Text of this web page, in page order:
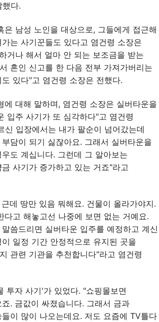
다.
은 남성 노인을 대상으로, 그들에게 접근해
는 사기꾼들도 있다고 염건령 소장은
거나 해서 얼마 안 되는 보조금을 받는
혼인 신고를 한 다음 전부 가져가버리는
있다"고 염건령 소장은 전했다.
에 대해 말하며, 염건령 소장은 실버타운을
입주 사기가 또 심각하다"고 염건령
신 입장에서는 내가 팔순이 넘어갔는데
담이 되기 싫잖아요. 그래서 실버타운을
도 계십니다. 그런데 그 알아보는
사기가 증가하고 있는 거죠"라고
데 땅만 있음 뭐해요. 건물이 올라가야지.
다고 해놓고선 나중에 보면 없는 거예요.
씀드리면 실버타운 입주를 예정하고 계신
일정 기간 안정적으로 유지된 곳을
관련 기관을 추천합니다"라고 염건령
투자 사기'가 있었다. "쇼핑몰보면
. 금값이 싸졌습니다. 그래서 금과
이 많이 나오는데요. 저도 요즘에 TV틀다